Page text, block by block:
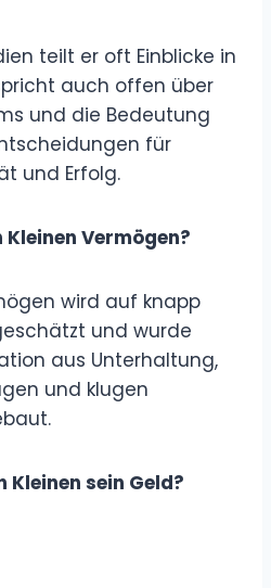
teilt er oft Einblicke in
auch offen über
und die Bedeutung
für
und Erfolg.
Vermögen?
wird auf knapp
und wurde
aus Unterhaltung,
und klugen
sein Geld?